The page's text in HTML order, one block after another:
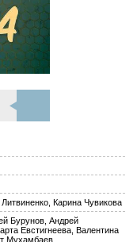
ком.
Карина Чувикова
Бурунов, Андрей
Евстигнеева, Валентина
Мухамбаев